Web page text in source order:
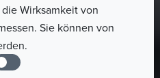
Wirksamkeit von
Sie können von